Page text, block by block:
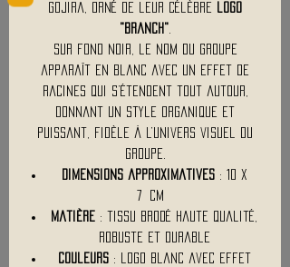
Gojira, orné de leur célèbre
logo
"Branch".
Sur fond noir, le nom du groupe
apparaît en blanc avec un effet de
racines qui s’étendent tout autour,
donnant un style organique et
puissant, fidèle à l’univers visuel du
groupe.
Dimensions approximatives: 10 x
7 cm
Matière : tissu brodé haute qualité,
robuste et durable
Couleurs: logo blanc avec effet